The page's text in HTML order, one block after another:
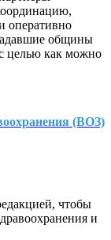
оперативно
общины
целью как можно
(ВОЗ)
чтобы
и